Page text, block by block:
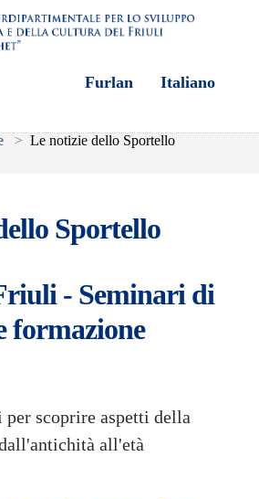
Furlan Italiano
Le notizie dello Sportello
Sportello
- Seminari di
formazione
per scoprire aspetti della
all'età